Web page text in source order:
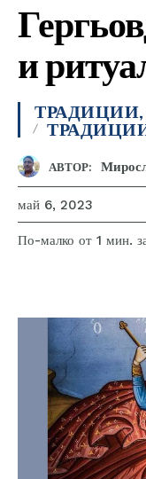
и
АВТОР:
май 6, 2023
По-малко от 1 мин.